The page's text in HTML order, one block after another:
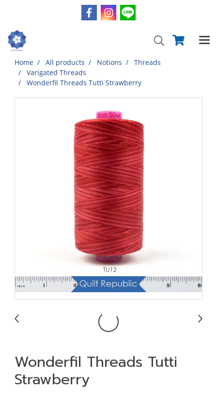
Home All products Notions
Threads
Varigated Threads
Wonderfil Threads Tutti Strawberry
Wonderfil Threads Tutti
Strawberry